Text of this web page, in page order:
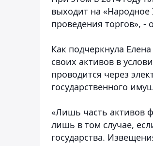
выходит на
проведения торгов», -
Как подчеркнула
своих активов в
проводится через
государственного
«Лишь часть активов
лишь в том случае,
государства.